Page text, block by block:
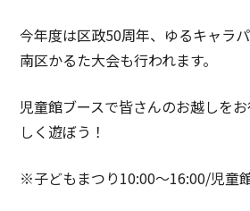
今年度は区政50周年、ゆるキャラ
南区かるた大会も行われます。
児童館ブースで皆さんのお越しを
しく遊ぼう！
※子どもまつり10:00～16:00/児童